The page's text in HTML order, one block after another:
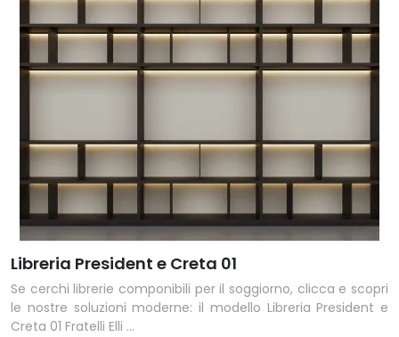
Libreria President e Creta 01
Se cerchi librerie componibili per il soggiorno, clicca e scopri
le nostre soluzioni moderne: il modello Libreria President e
Creta 01 Fratelli Elli ...